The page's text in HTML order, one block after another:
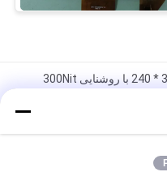
رزولوشن TFT صفحه LCD 5.7 اینچ 320 * 240 با روشنایی 300Nit